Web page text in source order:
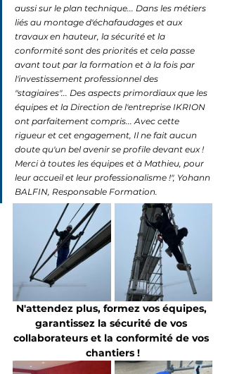
aussi sur le plan technique... Dans les métiers
liés au montage d'échafaudages et aux
travaux en hauteur, la sécurité et la
conformité sont des priorités et cela passe
avant tout par la formation et à la fois par
l'investissement professionnel des
"stagiaires"... Des aspects primordiaux que les
équipes et la Direction de l'entreprise IKRION
ont parfaitement compris... Avec cette
rigueur et cet engagement, Il ne fait aucun
doute qu'un bel avenir se profile devant eux !
Merci à toutes les équipes et à Mathieu, pour
leur accueil et leur professionalisme !", Yohann
BALFIN, Responsable Formation.
N'attendez plus, formez vos équipes,
garantissez la sécurité de vos
collaborateurs et la conformité de vos
chantiers !